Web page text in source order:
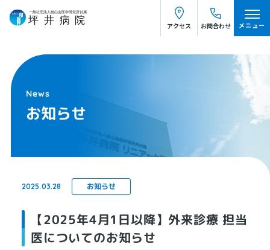
メニュー
アクセス お問合わせ
お知らせ
お知らせ
2025.03.28 お知らせ
【2025年4月1日以降】外来診療 担当
医についてのお知らせ